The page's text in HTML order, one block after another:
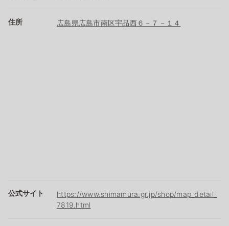
住所 広島県広島市南区宇品西６－７－１４
公式サイト
https://www.shimamura.gr.jp/shop/map_detail_
7819.html